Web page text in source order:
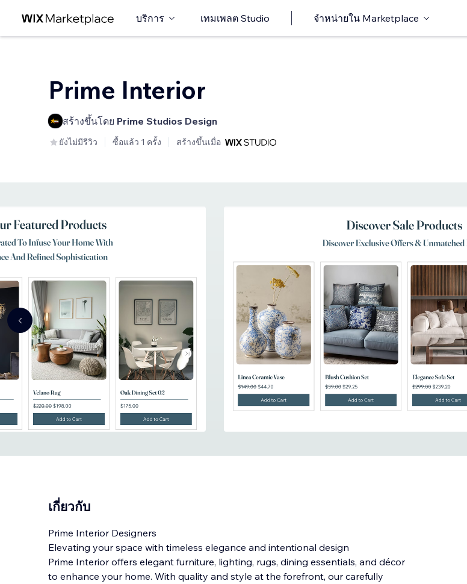
บริการ เทมเพลต Studio จำหน่ายใน Marketplace
Prime Interior
สร้างขึ้นโดย Prime Studios Design
ยังไม่มีรีวิว ซื้อแล้ว 1 ครั้ง สร้างขึ้นเมื่อ
เกี่ยวกับ
Prime Interior Designers
Elevating your space with timeless elegance and intentional design
Prime Interior offers elegant furniture, lighting, rugs, dining essentials, and décor
to enhance your home. With quality and style at the forefront, our carefully